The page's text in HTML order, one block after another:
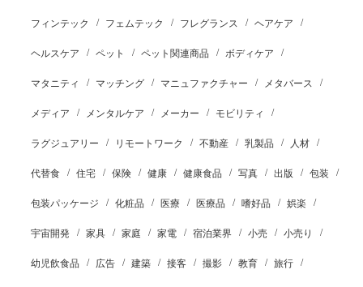
フィンテック フェムテック フレグランス ヘアケア
ヘルスケア ペット ペット関連商品 ボディケア
マタニティ マッチング マニュファクチャー メタバース
メディア メンタルケア メーカー モビリティ
ラグジュアリー リモートワーク 不動産 乳製品 人材
代替食 住宅 保険 健康 健康食品 写真 出版 包装
包装パッケージ 化粧品 医療 医療品 嗜好品 娯楽
宇宙開発 家具 家庭 家電 宿泊業界 小売 小売り
幼児飲食品 広告 建築 接客 撮影 教育 旅行